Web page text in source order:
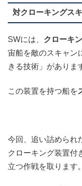
対クローキングス
SWには、 クローキ
宙船を敵のスキャン
きる技術」がありま
この装置を持つ船を
今回、追い詰められ
クローキング装置付
立つ作戦を取ります。